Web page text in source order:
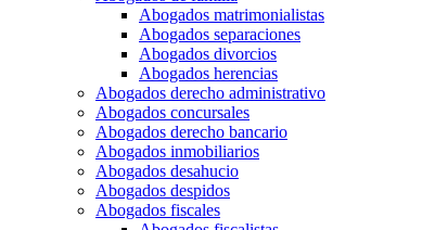
Abogados matrimonialistas
Abogados separaciones
Abogados divorcios
Abogados herencias
Abogados derecho administrativo
Abogados concursales
Abogados derecho bancario
Abogados inmobiliarios
Abogados desahucio
Abogados despidos
Abogados fiscales